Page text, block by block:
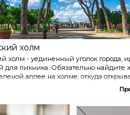
холм
холм - уединенный уголок города,
для пикника. Обязательно найдите
аллее на холме, откуда